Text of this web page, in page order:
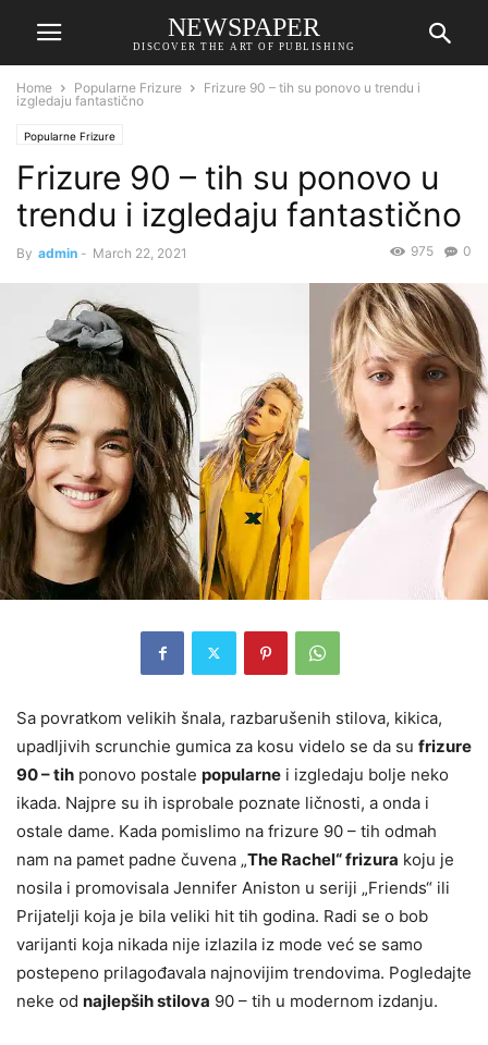
NEWSPAPER
DISCOVER THE ART OF PUBLISHING
Home Popularne Frizure
Frizure 90 – tih su ponovo u trendu i
izgledaju fantastično
Popularne Frizure
Frizure 90 – tih su ponovo u
trendu i izgledaju fantastično
By admin - March 22, 2021 0
975
Sa povratkom velikih šnala, razbarušenih stilova, kikica,
upadljivih scrunchie gumica za kosu videlo se da su frizure
90 – tih ponovo postale popularne i izgledaju bolje neko
ikada. Najpre su ih isprobale poznate ličnosti, a onda i
ostale dame. Kada pomislimo na frizure 90 – tih odmah
nam na pamet padne čuvena „The Rachel“ frizura koju je
nosila i promovisala Jennifer Aniston u seriji „Friends“ ili
Prijatelji koja je bila veliki hit tih godina. Radi se o bob
varijanti koja nikada nije izlazila iz mode već se samo
postepeno prilagođavala najnovijim trendovima. Pogledajte
neke od najlepših stilova 90 – tih u modernom izdanju.